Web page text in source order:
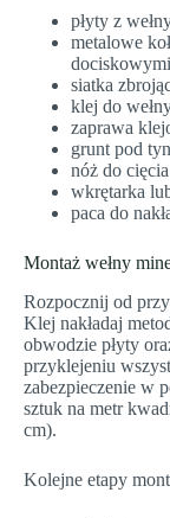
płyty z
metalowe
dociskowymi
siatka
klej do
zaprawa
grunt pod
nóż do
wkrętarka
paca do
Montaż wełny
Rozpocznij od
Klej nakładaj
obwodzie płyty
przyklejeniu
zabezpieczenie w
sztuk na metr
cm).
Kolejne etapy